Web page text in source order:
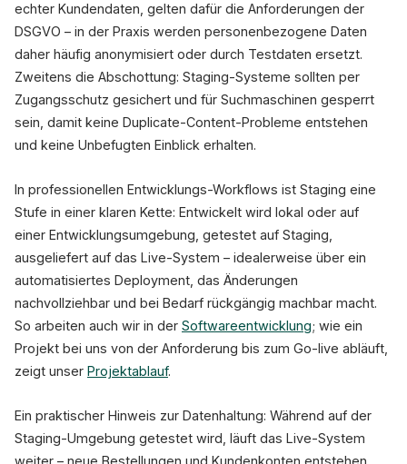
echter Kundendaten, gelten dafür die Anforderungen der
DSGVO – in der Praxis werden personenbezogene Daten
daher häufig anonymisiert oder durch Testdaten ersetzt.
Zweitens die Abschottung: Staging-Systeme sollten per
Zugangsschutz gesichert und für Suchmaschinen gesperrt
sein, damit keine Duplicate-Content-Probleme entstehen
und keine Unbefugten Einblick erhalten.
In professionellen Entwicklungs-Workflows ist Staging eine
Stufe in einer klaren Kette: Entwickelt wird lokal oder auf
einer Entwicklungsumgebung, getestet auf Staging,
ausgeliefert auf das Live-System – idealerweise über ein
automatisiertes Deployment, das Änderungen
nachvollziehbar und bei Bedarf rückgängig machbar macht.
So arbeiten auch wir in der Softwareentwicklung; wie ein
Projekt bei uns von der Anforderung bis zum Go-live abläuft,
zeigt unser Projektablauf.
Ein praktischer Hinweis zur Datenhaltung: Während auf der
Staging-Umgebung getestet wird, läuft das Live-System
weiter – neue Bestellungen und Kundenkonten entstehen